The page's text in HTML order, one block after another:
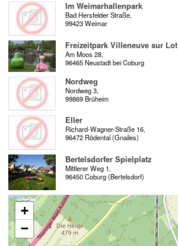
Im Weimarhallenpark
Bad Hersfelder Straße,
99423 Weimar
Freizeitpark Villeneuve sur Lot
Am Moos 28,
96465 Neustadt bei Coburg
Nordweg
Nordweg 3,
99869 Brüheim
Eller
Richard-Wagner-Straße 16,
96472 Rödental (Gnailes)
Bertelsdorfer Spielplatz
Mittlerer Weg 1,
96450 Coburg (Bertelsdorf)
+
−